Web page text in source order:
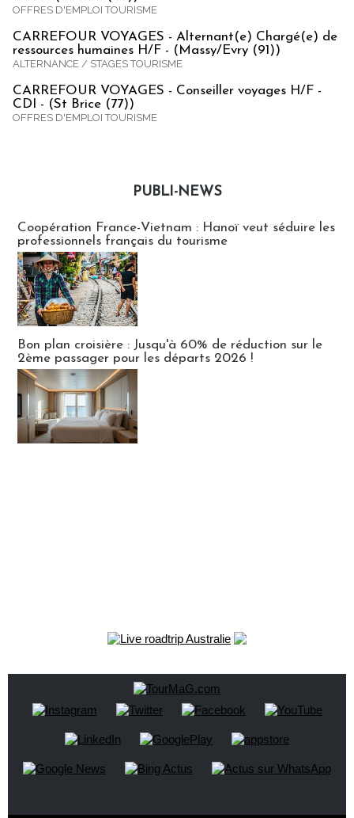
OFFRES D'EMPLOI TOURISME
CARREFOUR VOYAGES - Alternant(e) Chargé(e) de
ressources humaines H/F - (Massy/Evry (91))
ALTERNANCE / STAGES TOURISME
CARREFOUR VOYAGES - Conseiller voyages H/F -
CDI - (St Brice (77))
OFFRES D'EMPLOI TOURISME
PUBLI-NEWS
Coopération France-Vietnam : Hanoï veut séduire les
professionnels français du tourisme
Bon plan croisière : Jusqu'à 60% de réduction sur le
2ème passager pour les départs 2026 !